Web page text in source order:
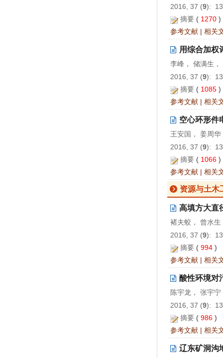
2016, 37 (9):
摘要 ( 1270
参考文献 | 相关
用综合加权
李峰， 储满生
2016, 37 (9):
摘要 ( 1085
参考文献 | 相关
空心环形件
王安国， 姜周
2016, 37 (9):
摘要 ( 1066
参考文献 | 相关
资源与土木
高填方大直
褚夫蛟， 曾水
2016, 37 (9):
摘要 ( 994 )
参考文献 | 相关
酸性环境对
陈宇龙， 张宇
2016, 37 (9):
摘要 ( 986 )
参考文献 | 相关
辽东矿洞沟